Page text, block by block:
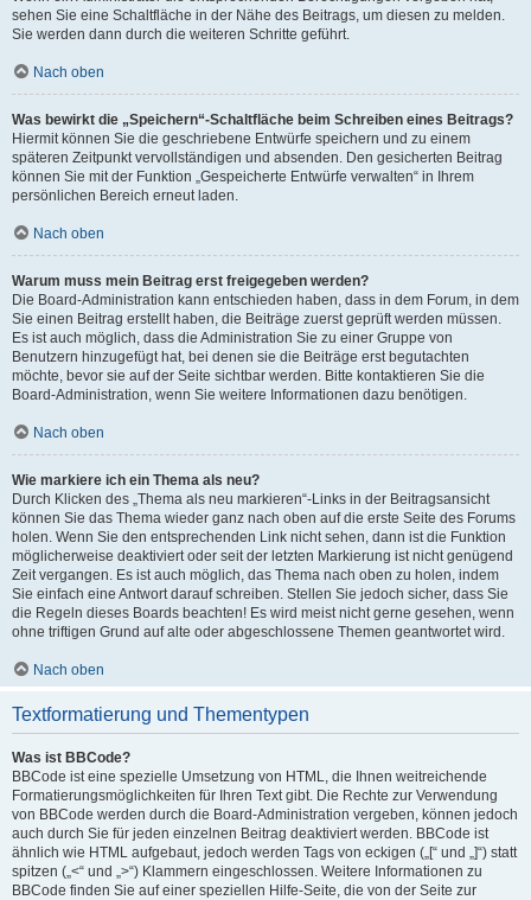
sehen Sie eine Schaltfläche in der Nähe des Beitrags, um diesen zu melden.
Sie werden dann durch die weiteren Schritte geführt.
Nach oben
Was bewirkt die „Speichern“-Schaltfläche beim Schreiben eines Beitrags?
Hiermit können Sie die geschriebene Entwürfe speichern und zu einem
späteren Zeitpunkt vervollständigen und absenden. Den gesicherten Beitrag
können Sie mit der Funktion „Gespeicherte Entwürfe verwalten“ in Ihrem
persönlichen Bereich erneut laden.
Nach oben
Warum muss mein Beitrag erst freigegeben werden?
Die Board-Administration kann entschieden haben, dass in dem Forum, in dem
Sie einen Beitrag erstellt haben, die Beiträge zuerst geprüft werden müssen.
Es ist auch möglich, dass die Administration Sie zu einer Gruppe von
Benutzern hinzugefügt hat, bei denen sie die Beiträge erst begutachten
möchte, bevor sie auf der Seite sichtbar werden. Bitte kontaktieren Sie die
Board-Administration, wenn Sie weitere Informationen dazu benötigen.
Nach oben
Wie markiere ich ein Thema als neu?
Durch Klicken des „Thema als neu markieren“-Links in der Beitragsansicht
können Sie das Thema wieder ganz nach oben auf die erste Seite des Forums
holen. Wenn Sie den entsprechenden Link nicht sehen, dann ist die Funktion
möglicherweise deaktiviert oder seit der letzten Markierung ist nicht genügend
Zeit vergangen. Es ist auch möglich, das Thema nach oben zu holen, indem
Sie einfach eine Antwort darauf schreiben. Stellen Sie jedoch sicher, dass Sie
die Regeln dieses Boards beachten! Es wird meist nicht gerne gesehen, wenn
ohne triftigen Grund auf alte oder abgeschlossene Themen geantwortet wird.
Nach oben
Textformatierung und Thementypen
Was ist BBCode?
BBCode ist eine spezielle Umsetzung von HTML, die Ihnen weitreichende
Formatierungsmöglichkeiten für Ihren Text gibt. Die Rechte zur Verwendung
von BBCode werden durch die Board-Administration vergeben, können jedoch
auch durch Sie für jeden einzelnen Beitrag deaktiviert werden. BBCode ist
ähnlich wie HTML aufgebaut, jedoch werden Tags von eckigen („[“ und „]“) statt
spitzen („<“ und „>“) Klammern eingeschlossen. Weitere Informationen zu
BBCode finden Sie auf einer speziellen Hilfe-Seite, die von der Seite zur